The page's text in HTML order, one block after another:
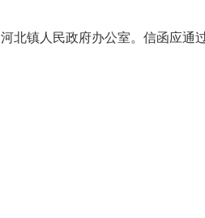
北镇人民政府办公室。信函应通